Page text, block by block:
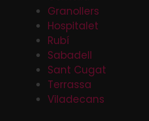
Granollers
Hospitalet
Rubí
Sabadell
Sant Cugat
Terrassa
Viladecans